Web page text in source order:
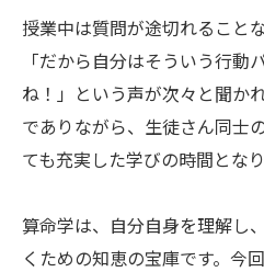
授業中は質問が途切れること
「だから自分はそういう行動
ね！」という声が次々と聞か
でありながら、生徒さん同士
ても充実した学びの時間となり
算命学は、自分自身を理解し
くための知恵の宝庫です。今